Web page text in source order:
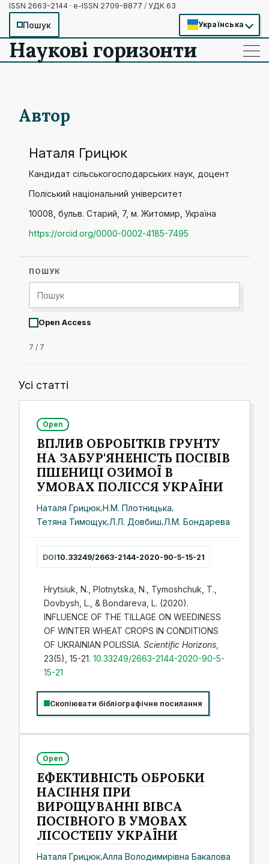
ISSN 2663-2144 · e-ISSN 2709-8877 / УДК 63
Пошук Українська
Наукові горизонти ——
——
——
Автор
Наталя Грицюк
Кандидат сільськогосподарських наук, доцент
Поліський національний університет
10008, бульв. Старий, 7, м. Житомир, Україна
https://orcid.org/0000-0002-4185-7495
ПОШУК
Open Access
7 / 7
Усі статті
Open
ВПЛИВ ОБРОБІТКІВ ГРУНТУ
НА ЗАБУР'ЯНЕНІСТЬ ПОСІВІВ
ПШЕНИЦІ ОЗИМОЇ В
УМОВАХ ПОЛІССЯ УКРАЇНИ
Наталя Грицюк,Н.М. Плотницька,
Тетяна Тимощук,Л.Л. Довбиш,Л.М. Бондарева
DOI10.33249/2663-2144-2020-90-5-15-21
Hrytsiuk, N., Plotnytska, N., Tymoshchuk, T.,
Dovbysh, L., & Bondareva, L. (2020).
INFLUENCE OF THE TILLAGE ON WEEDINESS
OF WINTER WHEAT CROPS IN CONDITIONS
OF UKRAINIAN POLISSIA. Scientific Horizons,
23(5), 15-21. 10.33249/2663-2144-2020-90-5-
15-21
Скопіювати бібліографічне посилання
Open
ЕФЕКТИВНІСТЬ ОБРОБКИ
НАСІННЯ ПРИ
ВИРОЩУВАННІ ВІВСА
ПОСІВНОГО В УМОВАХ
ЛІСОСТЕПУ УКРАЇНИ
Наталя Грицюк,Алла Володимирівна Бакалова